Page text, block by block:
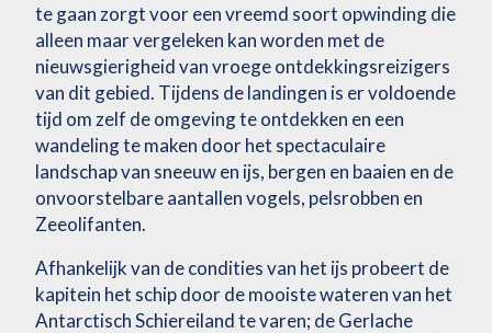
te gaan zorgt voor een vreemd soort opwinding die
alleen maar vergeleken kan worden met de
nieuwsgierigheid van vroege ontdekkingsreizigers
van dit gebied. Tijdens de landingen is er voldoende
tijd om zelf de omgeving te ontdekken en een
wandeling te maken door het spectaculaire
landschap van sneeuw en ijs, bergen en baaien en de
onvoorstelbare aantallen vogels, pelsrobben en
Zeeolifanten.
Afhankelijk van de condities van het ijs probeert de
kapitein het schip door de mooiste wateren van het
Antarctisch Schiereiland te varen; de Gerlache